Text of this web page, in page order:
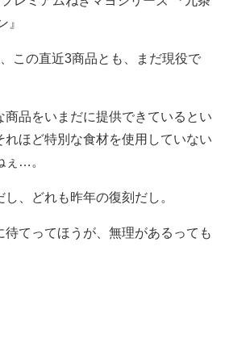
』
この直近3商品とも、まだ現役で
商品をいまだに提供できているとい
れほど特別な食材を使用していない
ぇ…。
、どれも昨年の復刻だし。
待てってほうが、無理があるっても